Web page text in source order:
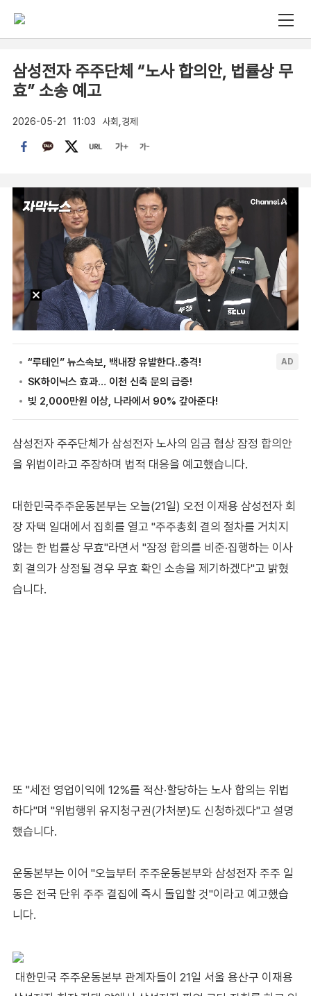
삼성전자 주주단체 “노사 합의안, 법률상 무
효” 소송 예고
2026-05-21 11:03 사회,경제
삼성전자 주주단체가 삼성전자 노사의 임금 협상 잠정 합의안
을 위법이라고 주장하며 법적 대응을 예고했습니다.
대한민국주주운동본부는 오늘(21일) 오전 이재용 삼성전자 회
장 자택 일대에서 집회를 열고 "주주총회 결의 절차를 거치지
않는 한 법률상 무효"라면서 "잠정 합의를 비준·집행하는 이사
회 결의가 상정될 경우 무효 확인 소송을 제기하겠다"고 밝혔
습니다.
또 "세전 영업이익에 12%를 적산·할당하는 노사 합의는 위법
하다"며 "위법행위 유지청구권(가처분)도 신청하겠다"고 설명
했습니다.
운동본부는 이어 "오늘부터 주주운동본부와 삼성전자 주주 일
동은 전국 단위 주주 결집에 즉시 돌입할 것"이라고 예고했습
니다.
대한민국 주주운동본부 관계자들이 21일 서울 용산구 이재용